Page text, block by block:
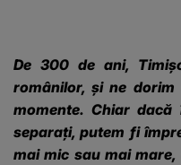
De 300 de ani,
românilor, și ne
momente. Chiar
separați, putem fi
mai mic sau mai